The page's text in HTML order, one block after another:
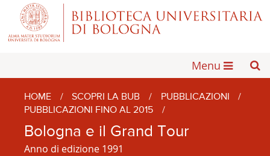
Menu
HOME / SCOPRI LA BUB / PUBBLICAZIONI
/
PUBBLICAZIONI FINO AL 2015
/
Bologna e il Grand Tour
Anno di edizione 1991